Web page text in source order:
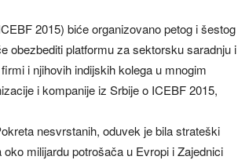
2015) biće organizovano petog i šestog
obezbediti platformu za sektorsku saradnju i
i njihovih indijskih kolega u mnogim
i kompanije iz Srbije o ICEBF 2015,
nesvrstanih, oduvek je bila strateški
milijardu potrošača u Evropi i Zajednici